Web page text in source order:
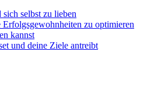
selbst zu lieben
zu optimieren
kannst
und deine Ziele antreibt